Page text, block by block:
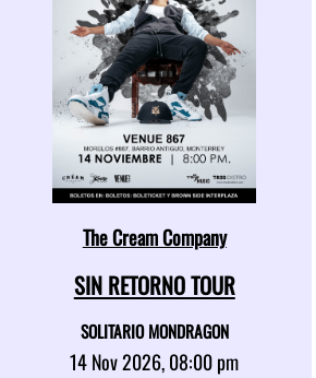
The Cream Company
SIN RETORNO TOUR
SOLITARIO MONDRAGON
14 Nov 2026, 08:00 pm